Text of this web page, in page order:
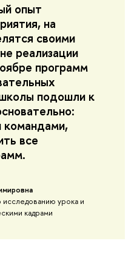
опыт
на
своими
реализации
программ
подошли к
командами,
все
исследованию урока и
кадрами